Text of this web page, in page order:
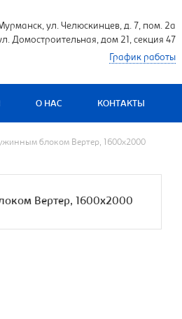
ул. Челюскинцев, д. 7, пом. 2а
Домостроительная, дом 21, секция 47
График работы
О НАС КОНТАКТЫ
блоком Вертер, 1600х2000